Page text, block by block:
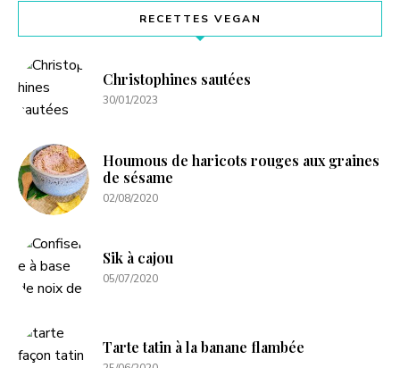
RECETTES VEGAN
Christophines sautées
30/01/2023
Houmous de haricots rouges aux graines
de sésame
02/08/2020
Sik à cajou
05/07/2020
Tarte tatin à la banane flambée